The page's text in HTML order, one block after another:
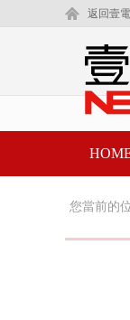
返回壹
您當前的